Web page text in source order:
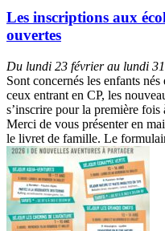
Les inscriptions aux
ouvertes
Du lundi 23 février au lundi
Sont concernés les enfants
ceux entrant en CP, les
s’inscrire pour la première fois
Merci de vous présenter en
le livret de famille. Le